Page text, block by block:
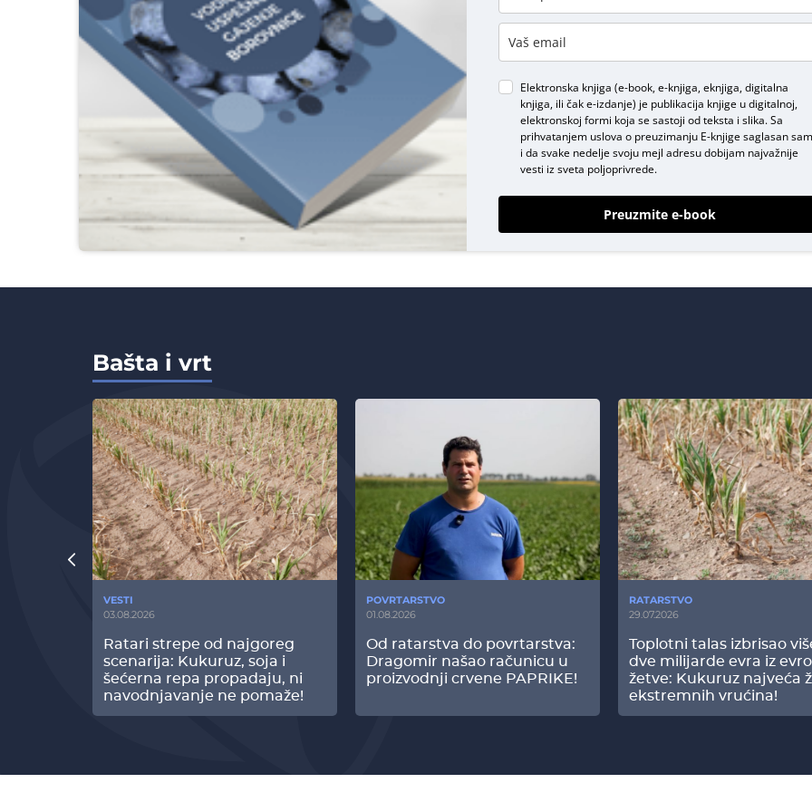
DODAJ KOMENTAR
Elektronska knjiga (e-book, e-knjiga, eknjiga, digitalna
knjiga, ili čak e-izdanje) je publikacija knjige u digitalnoj,
elektronskoj formi koja se sastoji od teksta i slika. Sa
prihvatanjem uslova o preuzimanju E-knjigesaglasan sam
i da svake nedelje svoju mejl adresu dobijam najvažnije
vesti iz sveta poljoprivrede.
Preuzmite e-book
Bašta i vrt
VESTI
03.08.2026
Ratari strepe od najgoreg
scenarija: Kukuruz, soja i
šećerna repa propadaju, ni
navodnjavanje ne pomaže!
POVRTARSTVO
01.08.2026
Od ratarstva do povrtarstva:
Dragomir našao računicu u
proizvodnji crvene PAPRIKE!
RATARSTVO
29.07.2026
Toplotni talas izbrisao
dve milijarde evra iz
žetve: Kukuruz najveća
ekstremnih vrućina!